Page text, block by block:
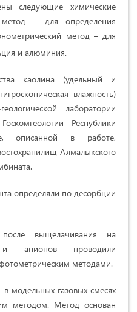
следующие химические
– для определения
метод – для
и алюминия.
каолина (удельный и
влажность)
лаборатории
Республики
описанной в работе,
Алмалыкского
определяли по десорбции
выщелачивания на
анионов проводили
методами.
модельных газовых смесях
методом. Метод основан